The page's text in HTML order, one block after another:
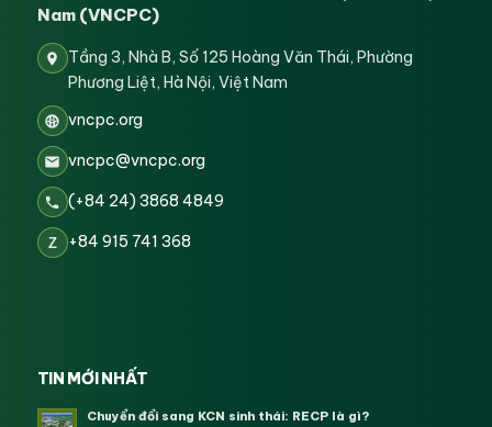
Nam (VNCPC)
Tầng 3, Nhà B, Số 125 Hoàng Văn Thái, Phường
Phương Liệt, Hà Nội, Việt Nam
vncpc.org
vncpc@vncpc.org
(+84 24) 3868 4849
Z +84 915 741 368
TIN MỚI NHẤT
Chuyển đổi sang KCN sinh thái: RECP là gì?